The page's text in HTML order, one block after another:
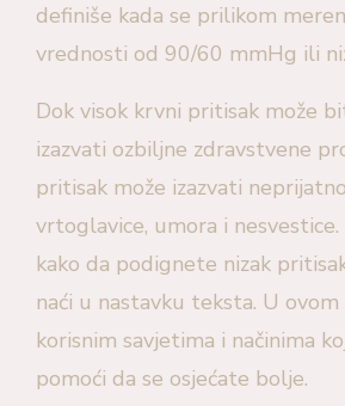
definiše kada se prilikom
vrednosti od 90/60 mmHg ili
Dok visok krvni pritisak može
izazvati ozbiljne zdravstvene
pritisak može izazvati
vrtoglavice, umora i
kako da podignete nizak
naći u nastavku teksta. U
korisnim savjetima i načinima
pomoći da se osjećate bolje.